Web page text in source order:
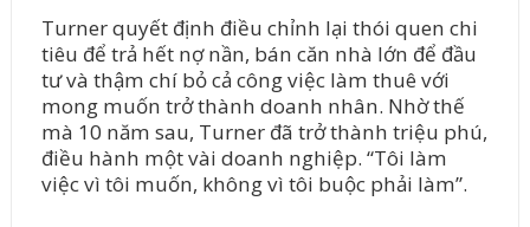
Turner quyết định điều chỉnh lại thói quen chi
tiêu để trả hết nợ nần, bán căn nhà lớn để đầu
tư và thậm chí bỏ cả công việc làm thuê với
mong muốn trở thành doanh nhân. Nhờ thế
mà 10 năm sau, Turner đã trở thành triệu phú,
điều hành một vài doanh nghiệp. “Tôi làm
việc vì tôi muốn, không vì tôi buộc phải làm”.